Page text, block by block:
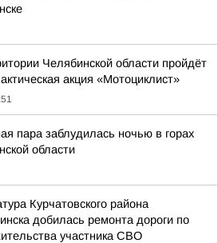
Челябинской области пройдёт
акция «Мотоциклист»
пара заблудилась ночью в горах
области
Курчатовского района
добилась ремонта дороги по
участника СВО